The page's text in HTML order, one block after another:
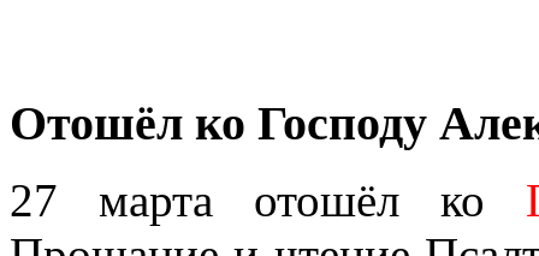
Отошёл ко Господу
27 марта отошёл ко